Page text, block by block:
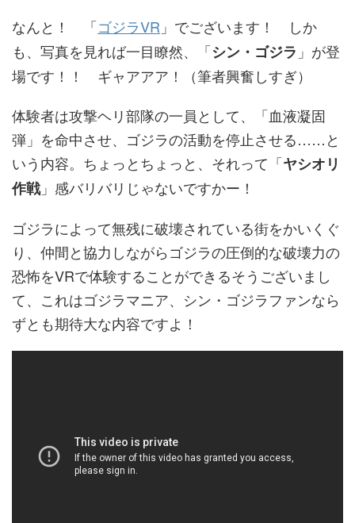
なんと！ 「ゴジラVR 」でございます！ しか
も、写真を見れば一目瞭然、「シン・ゴジラ 」が登
場です！！ ギャアアア！（筆者興奮しすぎ）
体験者は攻撃ヘリ部隊の一員として、「血液凝固
弾」を命中させ、ゴジラの活動を停止させる……と
いう内容。ちょっとちょっと、それって「ヤシオリ
作戦」感バリバリじゃないですかー！
ゴジラによって無残に破壊されている街をかいくぐ
り、仲間と協力しながらゴジラの圧倒的な破壊力の
恐怖をVRで体験することができるそうございまし
て、これはゴジラマニア、シン・ゴジラファンなら
ずとも期待大な内容ですよ！